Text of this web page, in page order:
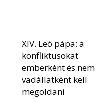
XIV. Leó pápa: a
konfliktusokat
emberként és nem
vadállatként kell
megoldani